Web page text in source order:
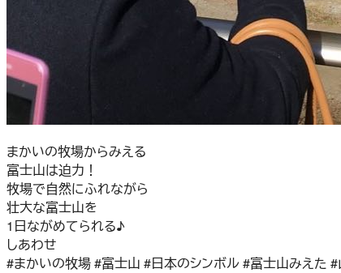
まかいの牧場からみえる
富士山は迫力！
牧場で自然にふれながら
壮大な富士山を
1日ながめてられる♪
しあわせ
#まかいの牧場 #富士山 #日本のシンボル #富士山みえた